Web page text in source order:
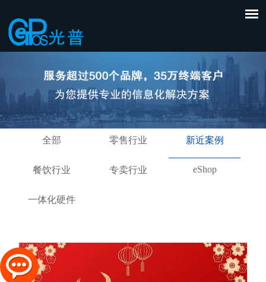
全部 零售行业 新近案例
餐饮行业 专卖行业 eShop
一体化硬件